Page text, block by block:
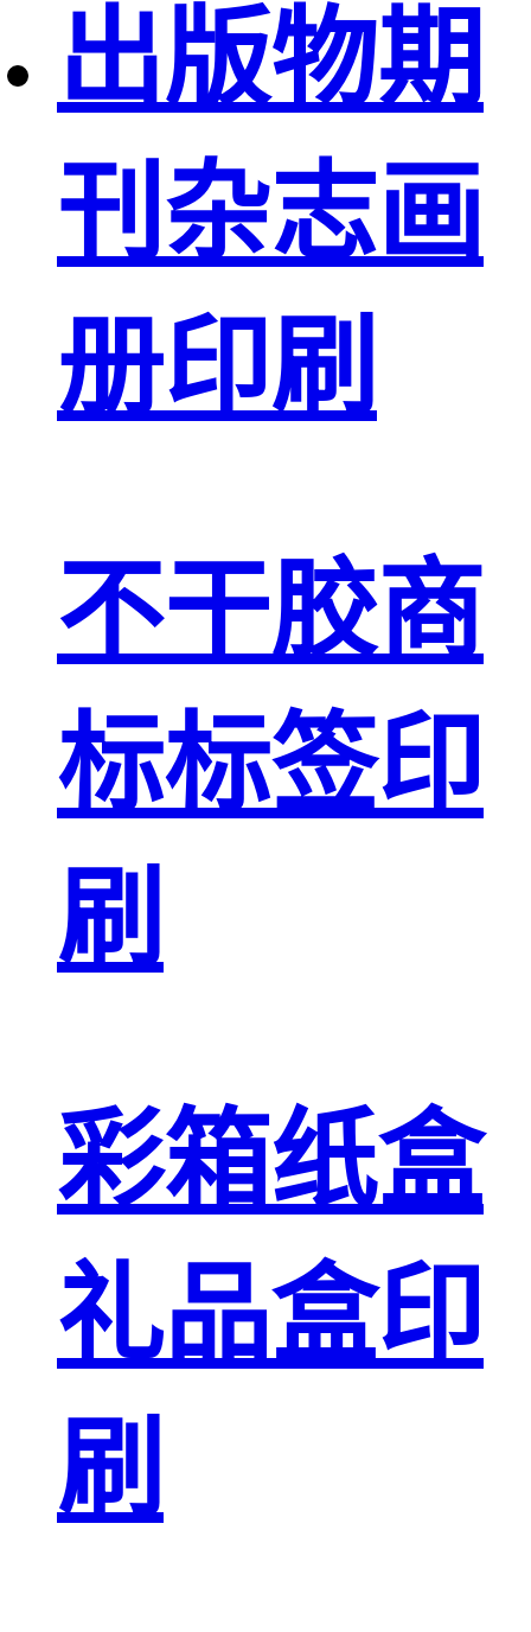
出版物期
刊杂志画
册印刷
不干胶商
标标签印
刷
彩箱纸盒
礼品盒印
刷